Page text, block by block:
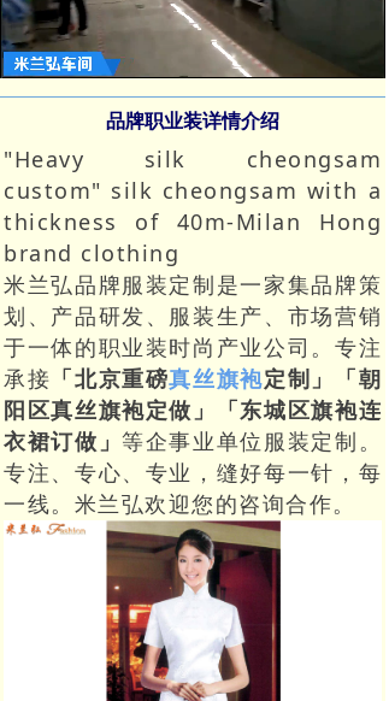
"Heavy silk cheongsam
custom" silk cheongsam with a
thickness of 40m-Milan Hong
brand clothing
米兰弘品牌服装定制是一家集品牌策
划、产品研发、服装生产、市场营销
于一体的职业装时尚产业公司。专注
承接 「北京重磅真丝旗袍定制」「朝
阳区真丝旗袍定做」「东城区旗袍连
衣裙订做」等企事业单位服装定制。
专注、专心、专业，缝好每一针，每
一线。米兰弘欢迎您的咨询合作。
Mute
0%
0%
品牌职业装详情介绍